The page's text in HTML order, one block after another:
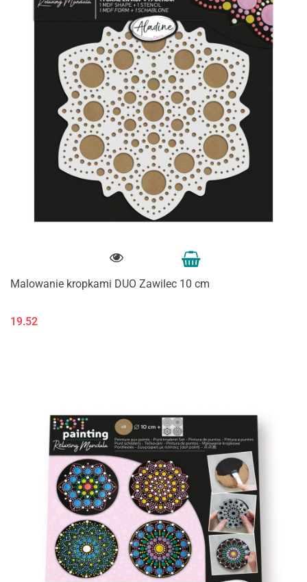
Malowanie kropkami DUO Zawilec 10 cm
19.52